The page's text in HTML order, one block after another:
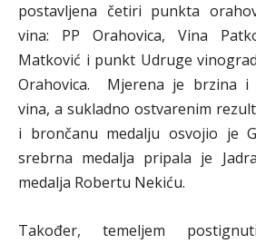
postavljena četiri punkta
vina: PP Orahovica, Vina
Matković i punkt Udruge
Orahovica. Mjerena je brzina i
vina, a sukladno ostvarenim
i brončanu medalju osvojio je
srebrna medalja pripala je
medalja Robertu Nekiću.
Također, temeljem